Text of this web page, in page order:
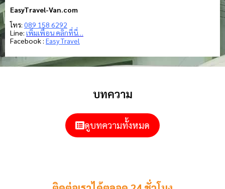
EasyTravel-Van.com
โทร: 089 158 6292
Line: เพิ่มเพื่อน คลิกที่นี่…
Facebook : Easy Travel
บทความ
ดูบทความทั้งหมด